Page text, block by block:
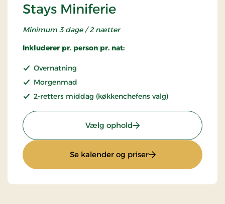
Stays Miniferie
Minimum 3 dage / 2 nætter
Inkluderer pr. person pr. nat:
Overnatning
Morgenmad
2-retters middag (køkkenchefens valg)
Vælg ophold: Stays Miniferie
Se kalender og priser: Stays Miniferie